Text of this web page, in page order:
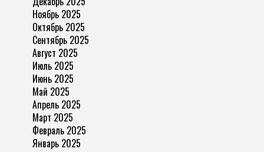
Ноябрь 2025
Октябрь 2025
Сентябрь 2025
Август 2025
Июль 2025
Июнь 2025
Май 2025
Апрель 2025
Март 2025
Февраль 2025
Январь 2025